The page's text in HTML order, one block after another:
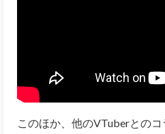
このほか、他のVTuberとの